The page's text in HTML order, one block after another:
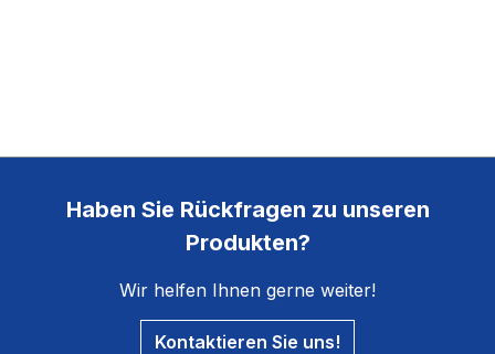
Haben Sie Rückfragen zu unseren
Produkten?
Wir helfen Ihnen gerne weiter!
Kontaktieren Sie uns!